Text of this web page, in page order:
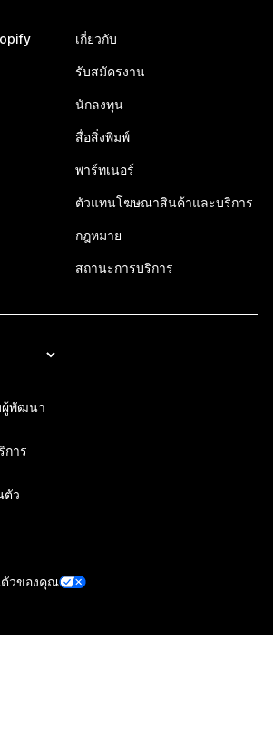
เกี่ยวกับ
รับสมัครงาน
นักลงทุน
สื่อสิ่งพิมพ์
พาร์ทเนอร์
ตัวแทนโฆษณาสินค้าและบริการ
กฎหมาย
สถานะการบริการ
ผู้พัฒนา
การ
ตัว
ตัวของคุณ